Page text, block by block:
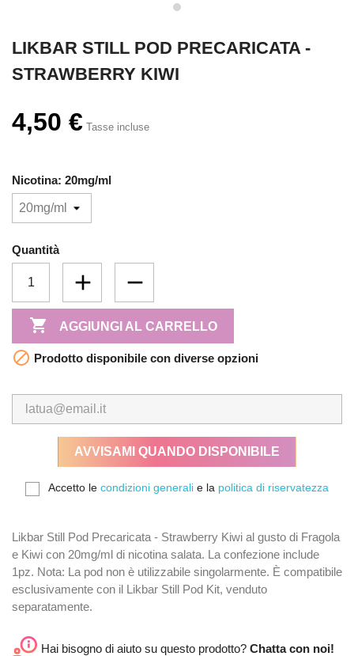
LIKBAR STILL POD PRECARICATA -
STRAWBERRY KIWI
4,50 € Tasse incluse
Nicotina: 20mg/ml
Quantità
 AGGIUNGI AL CARRELLO
 Prodotto disponibile con diverse opzioni
AVVISAMI QUANDO DISPONIBILE
Accetto le condizioni generali e la politica di riservatezza
Likbar Still Pod Precaricata - Strawberry Kiwi al gusto di Fragola
e Kiwi con 20mg/ml di nicotina salata. La confezione include
1pz. Nota: La pod non è utilizzabile singolarmente. È compatibile
esclusivamente con il Likbar Still Pod Kit, venduto
separatamente.
Hai bisogno di aiuto su questo prodotto? Chatta con noi!